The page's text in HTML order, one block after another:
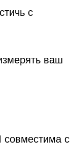
с
ваш
совместима с